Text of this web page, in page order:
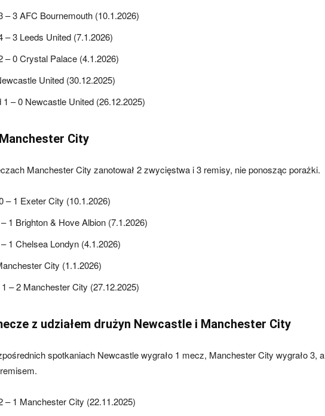
– 3 AFC Bournemouth (10.1.2026)
– 3 Leeds United (7.1.2026)
– 0 Crystal Palace (4.1.2026)
United (30.12.2025)
– 0 Newcastle United (26.12.2025)
City
Manchester City zanotował 2 zwycięstwa i 3 remisy, nie ponosząc porażki.
– 1 Exeter City (10.1.2026)
1 Brighton & Hove Albion (7.1.2026)
1 Chelsea Londyn (4.1.2026)
City (1.1.2026)
– 2 Manchester City (27.12.2025)
z udziałem drużyn Newcastle i Manchester City
spotkaniach Newcastle wygrało 1 mecz, Manchester City wygrało 3, a
– 1 Manchester City (22.11.2025)